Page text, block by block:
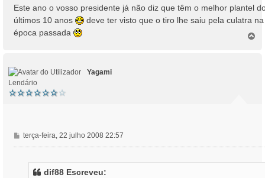
n
s
g
Este ano o vosso presidente já não diz que têm o melhor plantel
últimos 10 anos
deve ter visto que o tiro lhe saiu pela culatra na
época passada
Yagami
Lendário
M
e
terça-feira, 22 julho 2008 22:57
dif88 Escreveu: